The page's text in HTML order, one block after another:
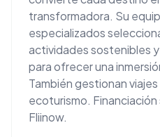
transformadora. Su
especializados
actividades sostenibles
para ofrecer una
También gestionan
ecoturismo.
Fliinow.